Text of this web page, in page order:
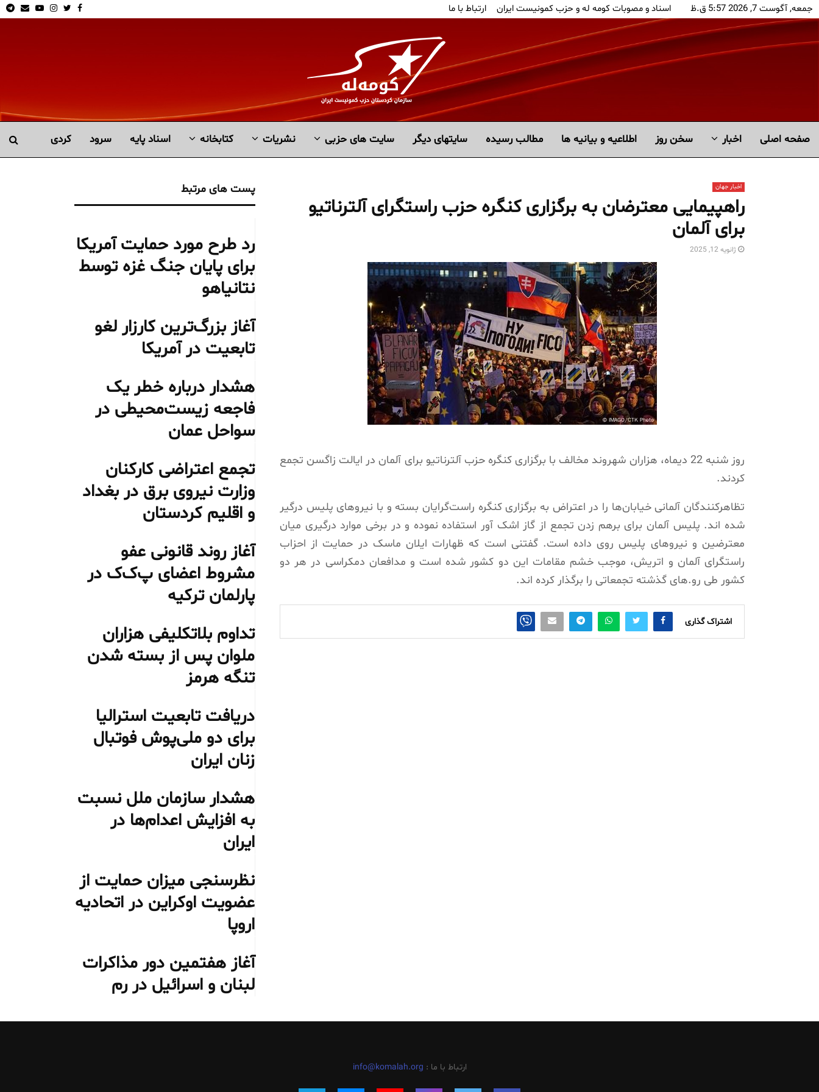
جمعه, آگوست 7, 2026 5:57 ق.ظ اسناد و مصوبات کومه له و حزب کمونیست ایران ارتباط با ما Facebook
Twitter
Instagram
Youtube
Email
صفحه اصلی اخبار سخن روز اطلاعیه و بیانیه ها مطالب رسیده سايتهاى ديگر سایت های حزبی نشریات کتابخانە اسناد پایه سرود کردی
اخبار جهان
راهپیمایی معترضان به برگزاری کنگره حزب راستگرای آلترناتیو
برای آلمان
ژانویه 12, 2025
روز شنبه 22 دیماه، هزاران شهروند مخالف با برگزاری کنگره حزب آلترناتیو برای آلمان در ایالت زاگسن تجمع
کردند.
تظاهرکنندگان آلمانی خیابان‌ها را در اعتراض به برگزاری کنگره راست‌گرایان بسته و با نیروهای پلیس درگیر
شده اند. پلیس آلمان برای برهم زدن تجمع از گاز اشک آور استفاده نموده و در برخی موارد درگیری میان
معترضین و نیروهای پلیس روی داده است. گفتنی است که ظهارات ایلان ماسک در حمایت از احزاب
راستگرای آلمان و اتریش، موجب خشم مقامات این دو کشور شده است و مدافعان دمکراسی در هر دو
کشور طی رو.های گذشته تجمعاتی را برگذار کرده اند.
اشتراک گذاری
پست های مرتبط
رد طرح مورد حمایت آمریکا
برای پایان جنگ غزه توسط
نتانیاهو
آغاز بزرگ‌ترین کارزار لغو
تابعیت در آمریکا
هشدار درباره خطر یک
فاجعه زیست‌محیطی در
سواحل عمان
تجمع اعتراضی کارکنان
وزارت نیروی برق در بغداد
و اقلیم کردستان
آغاز روند قانونی عفو
مشروط اعضای پ‌ک‌ک در
پارلمان ترکیه
تداوم بلاتکلیفی هزاران
ملوان پس از بسته شدن
تنگه هرمز
دریافت تابعیت استرالیا
برای دو ملی‌پوش فوتبال
زنان ایران
هشدار سازمان ملل نسبت
به افزایش اعدام‌ها در
ایران
نظرسنجی میزان حمایت از
عضویت اوکراین در اتحادیه
اروپا
آغاز هفتمین دور مذاکرات
لبنان و اسرائیل در رم
ارتباط با ما : info@komalah.org